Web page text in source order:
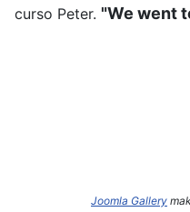
curso Peter. "We went
Joomla Gallery